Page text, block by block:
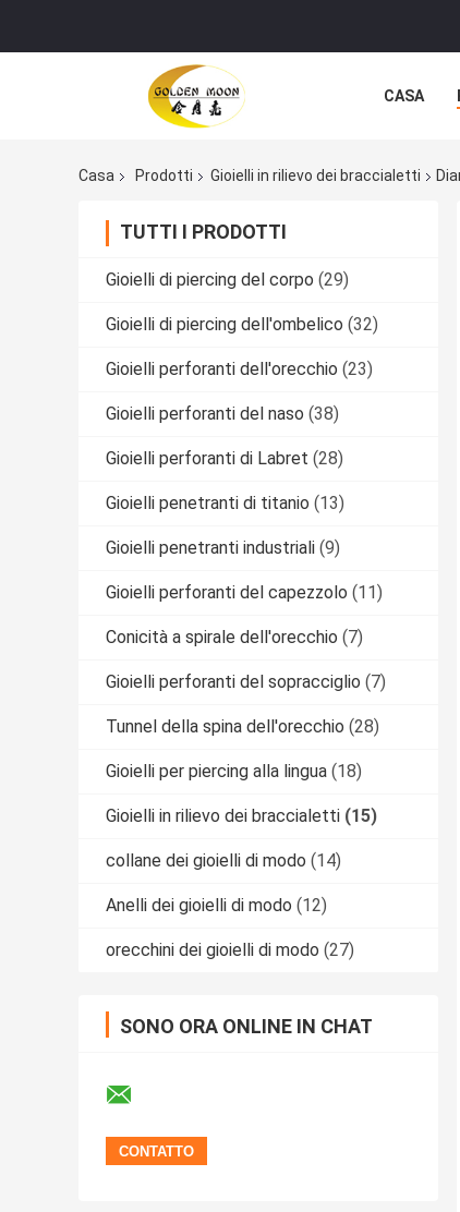
CASA
Casa Prodotti Gioielli in rilievo dei braccialetti
TUTTI I PRODOTTI
Gioielli di piercing del corpo (29)
Gioielli di piercing dell'ombelico (32)
Gioielli perforanti dell'orecchio (23)
Gioielli perforanti del naso (38)
Gioielli perforanti di Labret (28)
Gioielli penetranti di titanio (13)
Gioielli penetranti industriali (9)
Gioielli perforanti del capezzolo (11)
Conicità a spirale dell'orecchio (7)
Gioielli perforanti del sopracciglio (7)
Tunnel della spina dell'orecchio (28)
Gioielli per piercing alla lingua (18)
Gioielli in rilievo dei braccialetti (15)
collane dei gioielli di modo (14)
Anelli dei gioielli di modo (12)
orecchini dei gioielli di modo (27)
SONO ORA ONLINE IN CHAT